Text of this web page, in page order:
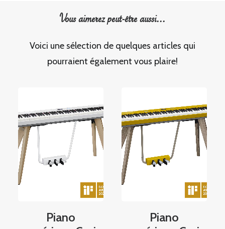
Vous aimerez peut-être aussi...
Voici une sélection de quelques articles qui
pourraient également vous plaire!
Piano
Piano